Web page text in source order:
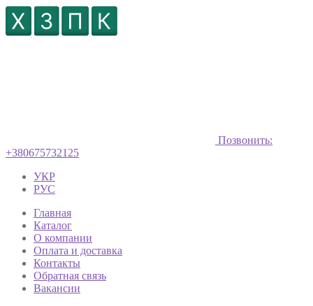
Позвонить:
+380675732125
УКР
РУС
Главная
Каталог
О компании
Оплата и доставка
Контакты
Обратная связь
Вакансии